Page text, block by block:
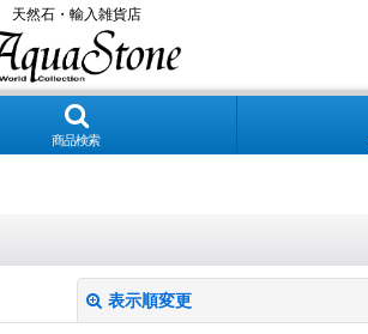
天然石・輸入雑貨店
商品検索
表示順変更